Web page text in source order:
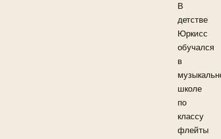
В
детстве
Юркисс
обучался
в
школе
по
классу
флейты